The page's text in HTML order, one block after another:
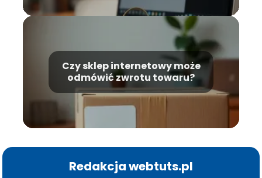
Czy sklep internetowy może
odmówić zwrotu towaru?
Redakcja webtuts.pl